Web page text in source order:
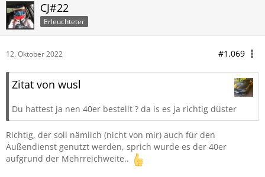
CJ#22
Erleuchteter
12. Oktober 2022 #1.069
Zitat von wusl
Du hattest ja nen 40er bestellt ? da is es ja richtig düster
Richtig, der soll nämlich (nicht von mir) auch für den
Außendienst genutzt werden, sprich wurde es der 40er
aufgrund der Mehrreichweite..